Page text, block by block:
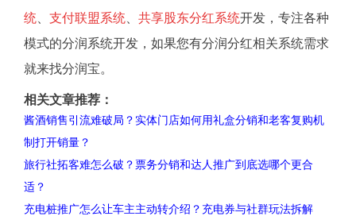
统
支付联盟系统 共享股东分红系统开发，专注各种
模式的分润系统开发，如果您有分润分红相关系统需求
就来找分润宝。
相关文章推荐：
酱酒销售引流难破局？实体门店如何用礼盒分销和老客复购机
制打开销量？
旅行社拓客难怎么破？票务分销和达人推广到底选哪个更合
适？
充电桩推广怎么让车主主动转介绍？充电券与社群玩法拆解